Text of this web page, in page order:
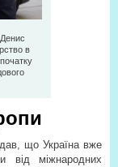
в
що Україна вже
від міжнародних